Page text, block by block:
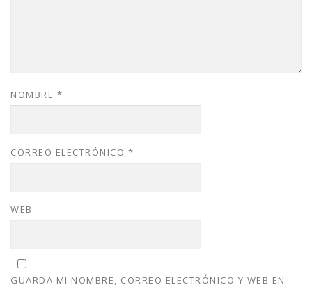
NOMBRE *
CORREO ELECTRÓNICO *
WEB
GUARDA MI NOMBRE, CORREO ELECTRÓNICO Y WEB EN